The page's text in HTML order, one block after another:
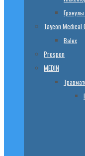
Tayeon Medical
Balex
Prospon
MEDIN